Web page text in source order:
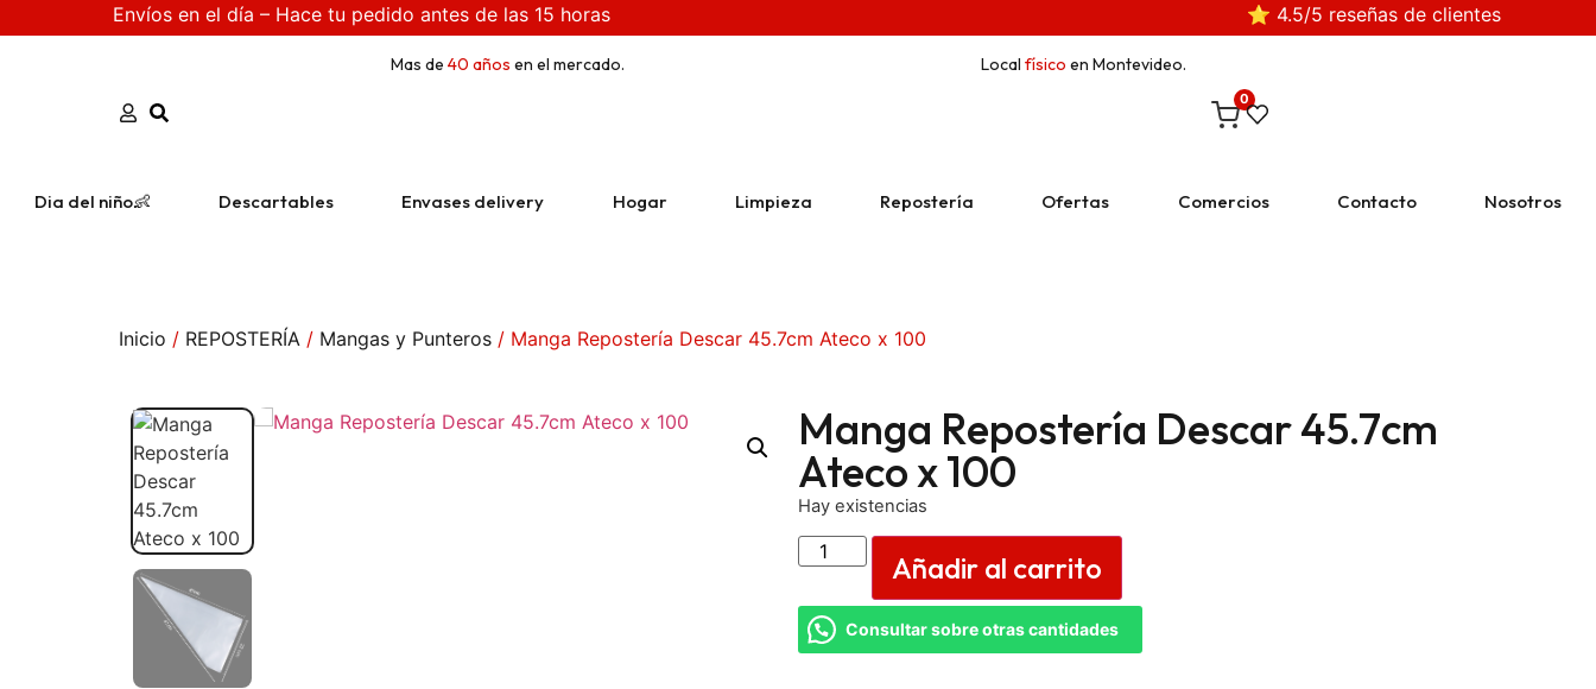
Envíos en el día – Hace tu pedido antes de las 15 horas ⭐ 4.5/5 reseñas de clientes
Mas de 40 años en el mercado. Local físico en Montevideo.
0
Dia del niño👶 Descartables Envases delivery Hogar Limpieza Repostería Ofertas Comercios Contacto Nosotros
Inicio / REPOSTERÍA / Mangas y Punteros / Manga Repostería Descar 45.7cm Ateco x 100
Manga Repostería Descar 45.7cm
Ateco x 100
Hay existencias
Añadir al carrito
Consultar sobre otras cantidades